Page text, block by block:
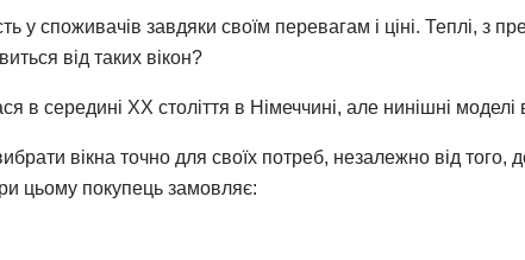
у споживачів завдяки своїм перевагам і ціні. Теплі, з
від таких вікон?
в середині ХХ століття в Німеччині, але нинішні моделі
вікна точно для своїх потреб, незалежно від того,
цьому покупець замовляє: